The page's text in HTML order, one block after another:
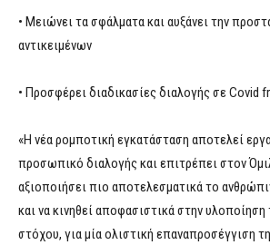
• Μειώνει τα σφάλματα και αυξάνει την
αντικειμένων
• Προσφέρει διαδικασίες διαλογής σε Covid
«Η νέα ρομποτική εγκατάσταση αποτελεί
προσωπικό διαλογής και επιτρέπει στον
αξιοποιήσει πιο αποτελεσματικά το
και να κινηθεί αποφασιστικά στην
στόχου, για μία ολιστική επαναπροσέγγιση